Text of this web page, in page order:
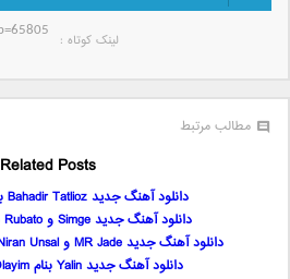
لینک کوتاه‌ :
مطالب مرتبط
Related Posts:
دانلود آهنگ جدید Bahadir Tatlioz بنام Caresi Nerede
دانلود آهنگ جدید Simge و Rubato بنام Kal Benim Icin
دانلود آهنگ جدید MR Jade و Niran Unsal بنام Ask Benim Neyime
دانلود آهنگ جدید Yalin بنام Sensiz Ben Ne Olayim